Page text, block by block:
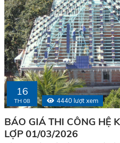
16
TH 08 4440 lượt xem
BÁO GIÁ THI CÔNG HỆ
LỢP 01/03/2026